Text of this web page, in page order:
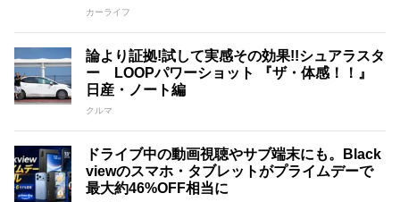
カーライフ
論より証拠!試して実感その効果!!シュアラスタ
ー LOOPパワーショット 『ザ・体感！！』
日産・ノート編
クルマ
ドライブ中の動画視聴やサブ端末にも。Black
viewのスマホ・タブレットがプライムデーで
最大約46%OFF相当に